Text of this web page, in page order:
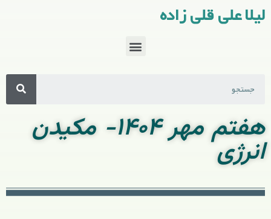
لیلا علی قلی زاده
هفتم مهر ۱۴۰۴- مکیدن
انرژی